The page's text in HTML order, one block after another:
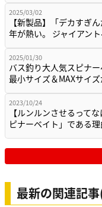
2025/03/02
【新製品】「デカすぎ
年が熱い。 ジャイアン
2025/01/30
バス釣り大人気スピナ
最小サイズ＆MAXサイ
2023/10/24
【ルンルンさせるって
ピナーベイト」である
最新の関連記